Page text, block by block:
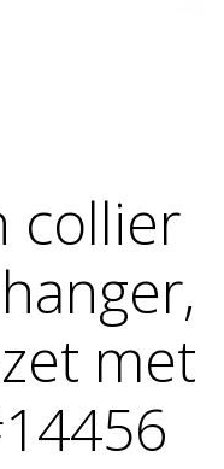
collier
met